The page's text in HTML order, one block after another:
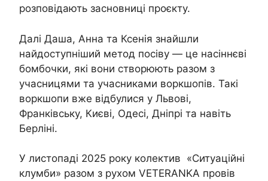
розповідають засновниці проєкту.
Далі Даша, Анна та Ксенія знайшли
найдоступніший метод посіву — це насіннєві
бомбочки, які вони створюють разом з
учасницями та учасниками воркшопів. Такі
воркшопи вже відбулися у Львові,
Франківську, Києві, Одесі, Дніпрі та навіть
Берліні.
У листопаді 2025 року колектив «Ситуаційні
клумби» разом з рухом VETERANKA провів